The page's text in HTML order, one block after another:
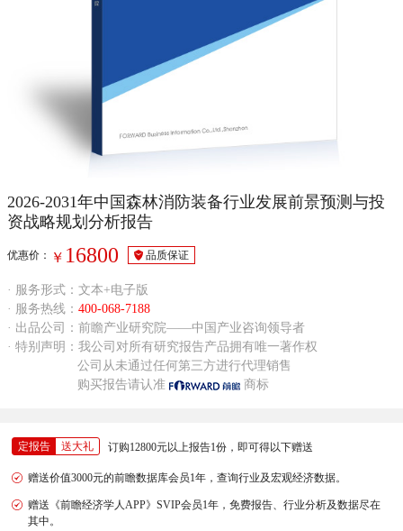
2026-2031年中国森林消防装备行业发展前景预测与投
资战略规划分析报告
优惠价： ￥ 16800 品质保证
· 服务形式：文本+电子版
· 服务热线： 400-068-7188
· 出品公司：前瞻产业研究院——中国产业咨询领导者
· 特别声明：我公司对所有研究报告产品拥有唯一著作权
公司从未通过任何第三方进行代理销售
购买报告请认准
商标
定报告 送大礼 订购12800元以上报告1份，即可得以下赠送
赠送价值3000元的前瞻数据库会员1年，查询行业及宏观经济数据。
赠送《前瞻经济学人APP》SVIP会员1年，免费报告、行业分析及数据尽在
其中。